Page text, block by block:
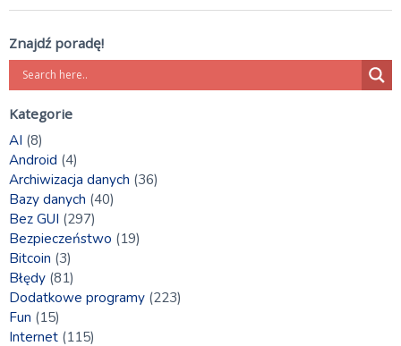
Znajdź poradę!
Kategorie
AI (8)
Android (4)
Archiwizacja danych (36)
Bazy danych (40)
Bez GUI (297)
Bezpieczeństwo (19)
Bitcoin (3)
Błędy (81)
Dodatkowe programy (223)
Fun (15)
Internet (115)